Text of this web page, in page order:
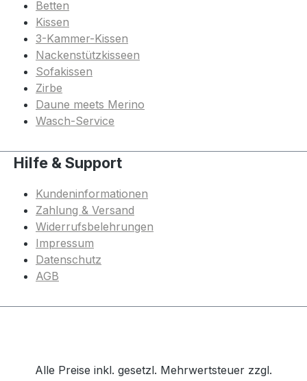
Betten
Kissen
3-Kammer-Kissen
Nackenstützkisseen
Sofakissen
Zirbe
Daune meets Merino
Wasch-Service
Hilfe & Support
Kundeninformationen
Zahlung & Versand
Widerrufsbelehrungen
Impressum
Datenschutz
AGB
Alle Preise inkl. gesetzl. Mehrwertsteuer zzgl.